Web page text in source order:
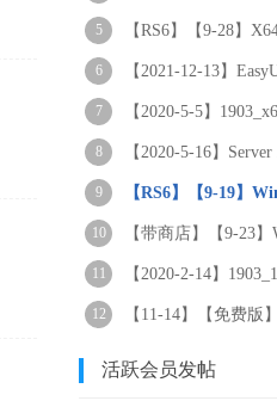
5 【RS6】【9-28】
6
7
8
9
10
11
12
活跃会员发帖